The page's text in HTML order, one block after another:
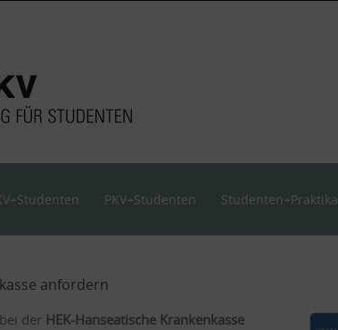
PKV+Studenten Studenten+Praktika
anfordern
der HEK-Hanseatische Krankenkasse